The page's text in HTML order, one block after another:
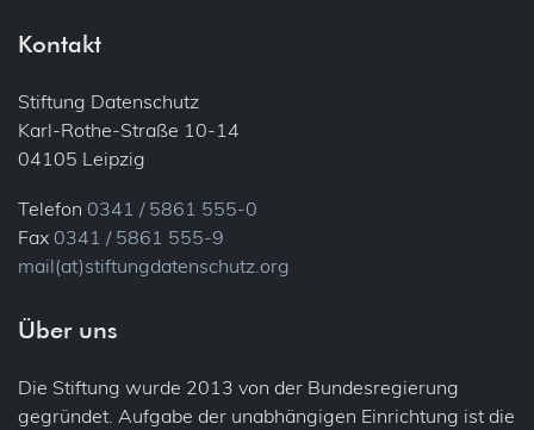
Kontakt
Stiftung Datenschutz
Karl-Rothe-Straße 10-14
04105 Leipzig
Telefon 0341 / 5861 555-0
Fax 0341 / 5861 555-9
mail(at)stiftungdatenschutz.org
Über uns
Die Stiftung wurde 2013 von der Bundesregierung
gegründet. Aufgabe der unabhängigen Einrichtung ist die